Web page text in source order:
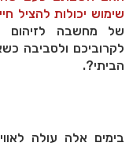
שימוש יכולות להציל
של מחשבה לזיהום
לקרוביכם ולסביבה
הביתי?.
בימים אלה עולה